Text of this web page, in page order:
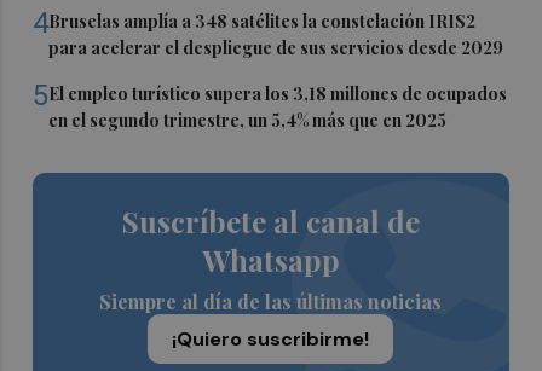
4Bruselas amplía a 348 satélites la constelación IRIS2
para acelerar el despliegue de sus servicios desde 2029
5El empleo turístico supera los 3,18 millones de ocupados
en el segundo trimestre, un 5,4% más que en 2025
Suscríbete al canal de
Whatsapp
Siempre al día de las últimas noticias
¡Quiero suscribirme!